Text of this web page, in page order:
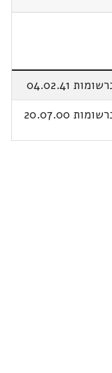
04.02.41
20.07.00